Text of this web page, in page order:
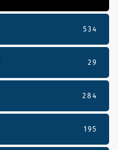
534
29
284
195